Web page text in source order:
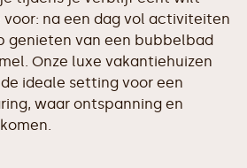
na een dag vol activiteiten
genieten van een bubbelbad
Onze luxe vakantiehuizen
ideale setting voor een
waar ontspanning en